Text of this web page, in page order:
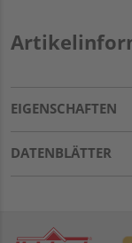
EIGENSCHAFTEN
DATENBLÄTTER